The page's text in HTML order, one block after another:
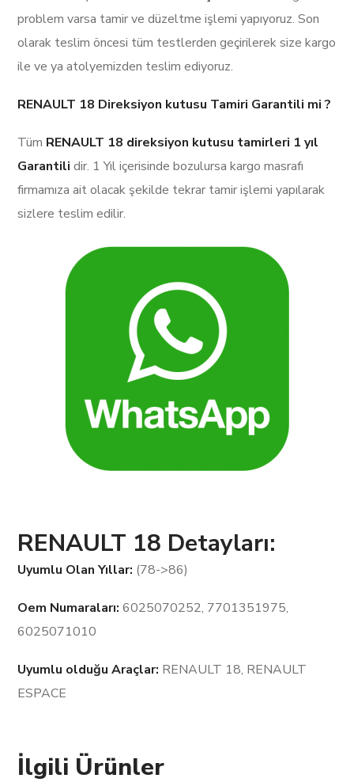
problem varsa tamir ve düzeltme işlemi yapıyoruz. Son
olarak teslim öncesi tüm testlerden geçirilerek size kargo
ile ve ya atolyemizden teslim ediyoruz.
RENAULT 18 Direksiyon kutusu Tamiri Garantili mi ?
Tüm RENAULT 18 direksiyon kutusu tamirleri 1 yıl
Garantilidir. 1 Yıl içerisinde bozulursa kargo masrafı
firmamıza ait olacak şekilde tekrar tamir işlemi yapılarak
sizlere teslim edilir.
RENAULT 18 Detayları:
Uyumlu Olan Yıllar: (78->86)
Oem Numaraları:6025070252, 7701351975,
6025071010
Uyumlu olduğu Araçlar: RENAULT 18, RENAULT
ESPACE
İlgili Ürünler